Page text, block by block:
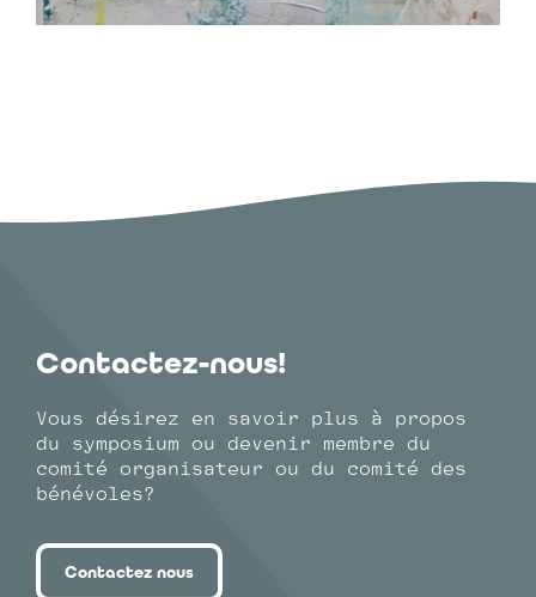
Contactez-nous!
Vous désirez en savoir plus à propos
du symposium ou devenir membre du
comité organisateur ou du comité des
bénévoles?
Contactez nous